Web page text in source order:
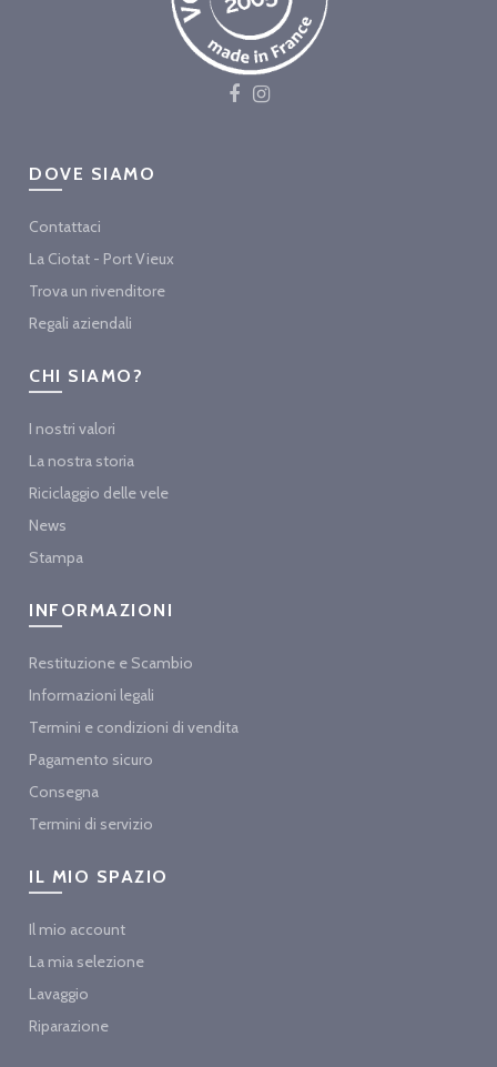
DOVE SIAMO
Contattaci
La Ciotat - Port Vieux
Trova un rivenditore
Regali aziendali
CHI SIAMO?
I nostri valori
La nostra storia
Riciclaggio delle vele
News
Stampa
INFORMAZIONI
Restituzione e Scambio
Informazioni legali
Termini e condizioni di vendita
Pagamento sicuro
Consegna
Termini di servizio
IL MIO SPAZIO
Il mio account
La mia selezione
Lavaggio
Riparazione